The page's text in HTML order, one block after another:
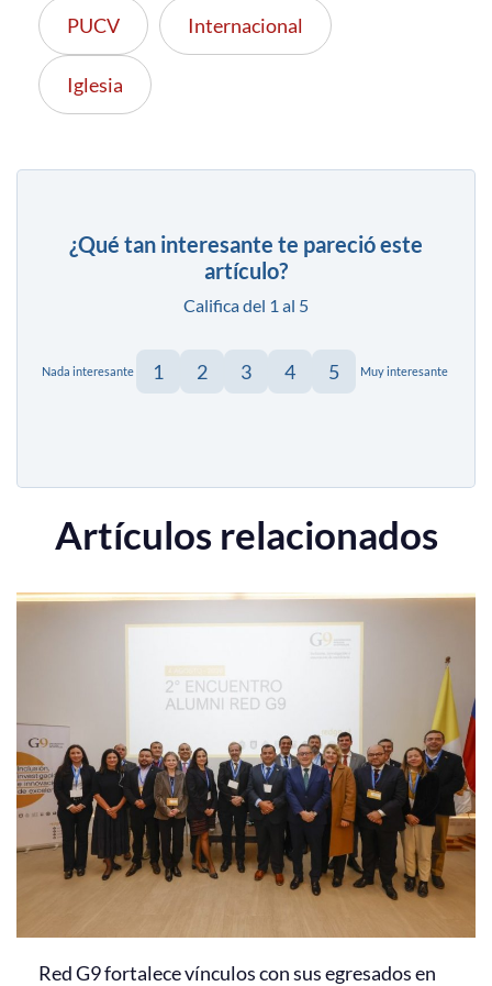
PUCV Internacional
Iglesia
¿Qué tan interesante te pareció este
artículo?
Califica del 1 al 5
Nada interesante 1 2 3 4 5 Muy interesante
Artículos relacionados
Red G9 fortalece vínculos con sus egresados en